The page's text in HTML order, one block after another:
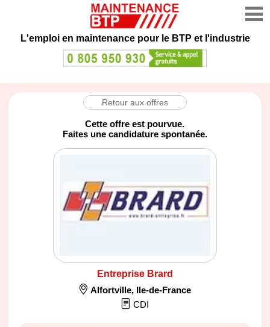
L'emploi en maintenance pour le BTP et l'industrie
Retour aux offres
Cette offre est pourvue.
Faites une candidature spontanée.
Entreprise Brard
Alfortville, Ile-de-France
CDI